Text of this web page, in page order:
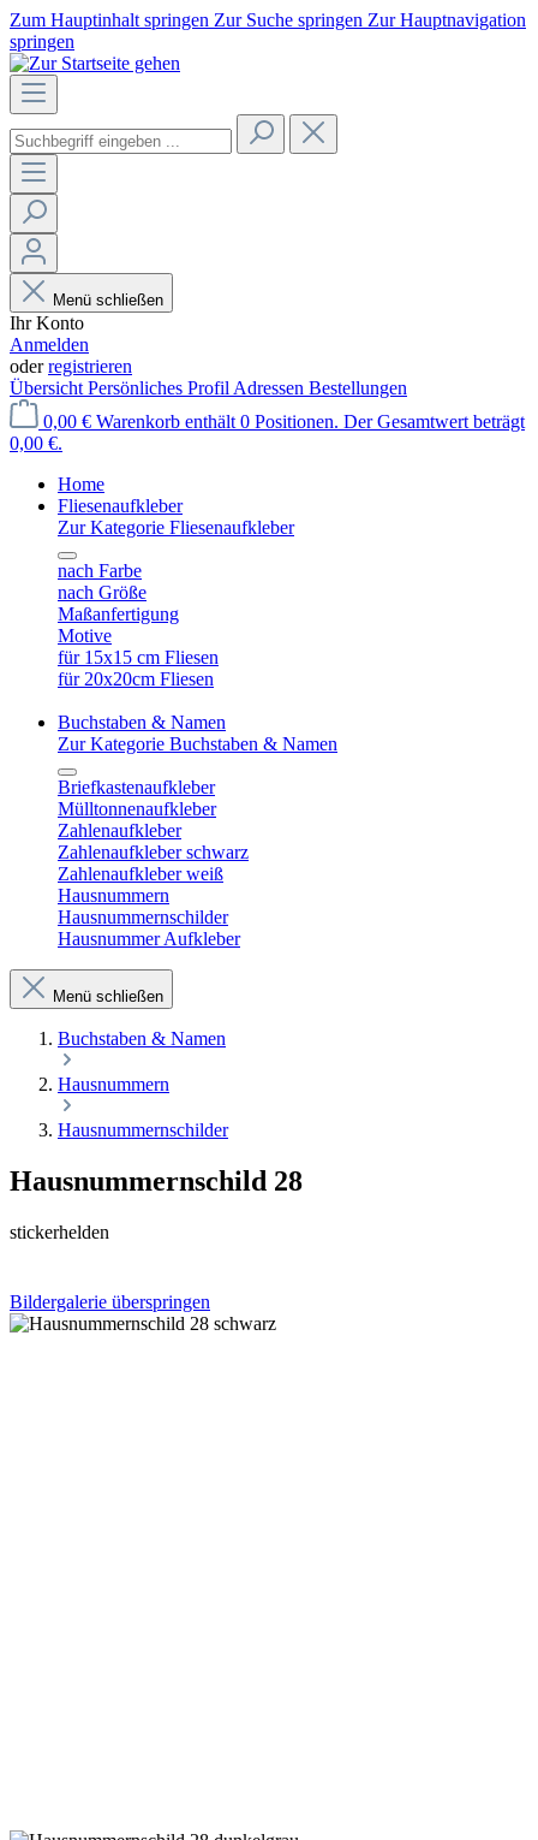
Zum Hauptinhalt springen Zur Suche springen Zur Hauptnavigation
springen
Menü schließen
Ihr Konto
Anmelden
oderregistrieren
Übersicht Persönliches Profil Adressen Bestellungen
0,00 € Warenkorb enthält 0 Positionen. Der Gesamtwert beträgt
0,00 €.
Home
Fliesenaufkleber
Zur Kategorie Fliesenaufkleber
nach Farbe
nach Größe
Maßanfertigung
Motive
für 15x15 cm Fliesen
für 20x20cm Fliesen
Buchstaben & Namen
Zur Kategorie Buchstaben & Namen
Briefkastenaufkleber
Mülltonnenaufkleber
Zahlenaufkleber
Zahlenaufkleber schwarz
Zahlenaufkleber weiß
Hausnummern
Hausnummernschilder
Hausnummer Aufkleber
Menü schließen
Buchstaben & Namen
Hausnummern
Hausnummernschilder
Hausnummernschild 28
stickerhelden
Bildergalerie überspringen